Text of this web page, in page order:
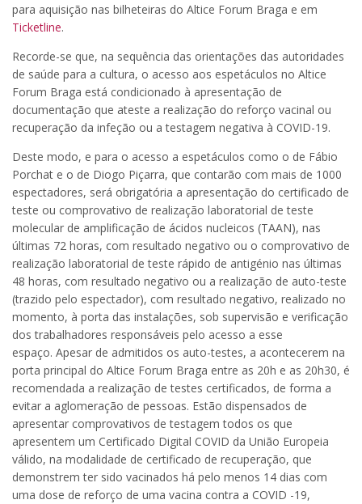
para aquisição nas bilheteiras do Altice Forum Braga e em
Ticketline.
Recorde-se que, na sequência das orientações das autoridades
de saúde para a cultura, o acesso aos espetáculos no Altice
Forum Braga está condicionado à apresentação de
documentação que ateste a realização do reforço vacinal ou
recuperação da infeção ou a testagem negativa à COVID-19.
Deste modo, e para o acesso a espetáculos como o de Fábio
Porchat e o de Diogo Piçarra, que contarão com mais de 1000
espectadores, será obrigatória a apresentação do certificado de
teste ou comprovativo de realização laboratorial de teste
molecular de amplificação de ácidos nucleicos (TAAN), nas
últimas 72 horas, com resultado negativo ou o comprovativo de
realização laboratorial de teste rápido de antigénio nas últimas
48 horas, com resultado negativo ou a realização de auto-teste
(trazido pelo espectador), com resultado negativo, realizado no
momento, à porta das instalações, sob supervisão e verificação
dos trabalhadores responsáveis pelo acesso a esse
espaço. Apesar de admitidos os auto-testes, a acontecerem na
porta principal do Altice Forum Braga entre as 20h e as 20h30, é
recomendada a realização de testes certificados, de forma a
evitar a aglomeração de pessoas. Estão dispensados de
apresentar comprovativos de testagem todos os que
apresentem um Certificado Digital COVID da União Europeia
válido, na modalidade de certificado de recuperação, que
demonstrem ter sido vacinados há pelo menos 14 dias com
uma dose de reforço de uma vacina contra a COVID -19,